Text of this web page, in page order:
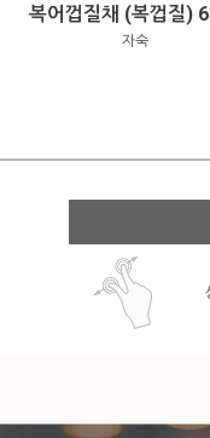
복어껍질채 (복껍질)
자숙